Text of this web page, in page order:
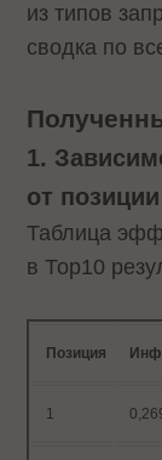
из типов
сводка по
1.
от
Таблица
в Тор10
Позиция
1